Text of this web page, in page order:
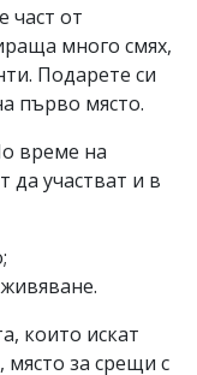
част от
много смях,
Подарете си
първо място.
време на
да участват и в
които искат
за срещи с